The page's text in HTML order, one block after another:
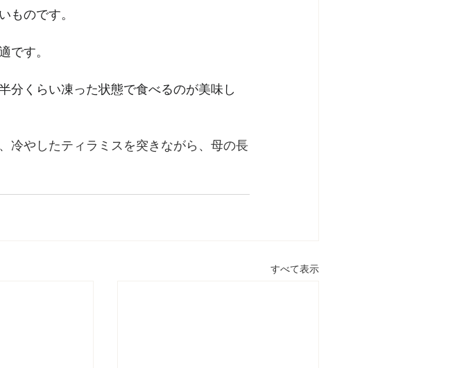
ものです。
です。
分くらい凍った状態で食べるのが美味し
冷やしたティラミスを突きながら、母の長
すべて表示